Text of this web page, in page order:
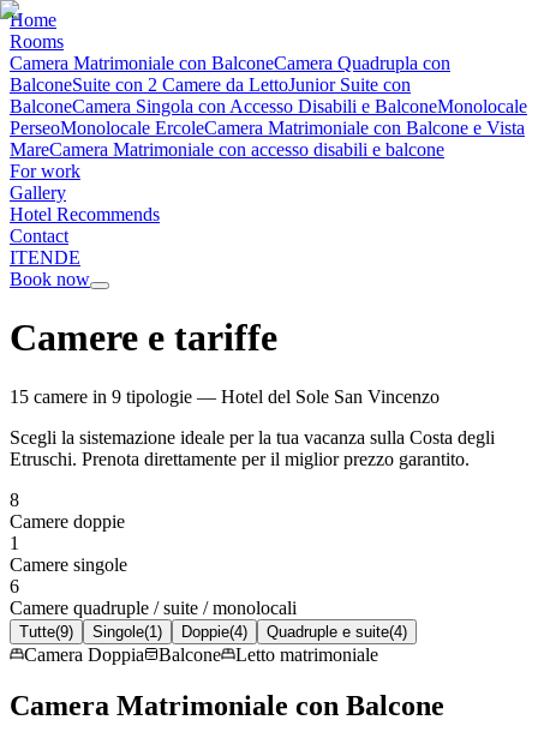
Home
Rooms
Camera Matrimoniale con BalconeCamera Quadrupla con
BalconeSuite con 2 Camere da LettoJunior Suite con
BalconeCamera Singola con Accesso Disabili e BalconeMonolocale
PerseoMonolocale ErcoleCamera Matrimoniale con Balcone e Vista
MareCamera Matrimoniale con accesso disabili e balcone
For work
Gallery
Hotel Recommends
Contact
ITENDE
Book now
Camere e tariffe
15 camere in 9 tipologie — Hotel del Sole San Vincenzo
Scegli la sistemazione ideale per la tua vacanza sulla Costa degli
Etruschi. Prenota direttamente per il miglior prezzo garantito.
8
Camere doppie
1
Camere singole
6
Camere quadruple / suite / monolocali
Tutte(9) Singole(1 ) Doppie(4) Quadruple e suite(4)
Camera Doppia Balcone Letto matrimoniale
Camera Matrimoniale con Balcone